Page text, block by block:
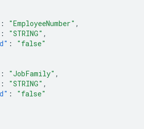
: "EmployeeNumber" ,
: "STRING" ,
:
"false"
: "JobFamily" ,
: "STRING" ,
:
"false"